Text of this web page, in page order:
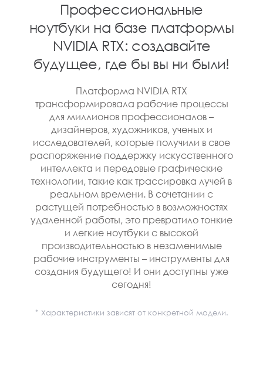
Профессиональные
ноутбуки на базе платформы
NVIDIA RTX: создавайте
будущее, где бы вы ни были!
Платформа NVIDIA RTX
трансформировала рабочие процессы
для миллионов профессионалов –
дизайнеров, художников, ученых и
исследователей, которые получили в свое
распоряжение поддержку искусственного
интеллекта и передовые графические
технологии, такие как трассировка лучей в
реальном времени. В сочетании с
растущей потребностью в возможностях
удаленной работы, это превратило тонкие
и легкие ноутбуки с высокой
производительностью в незаменимые
рабочие инструменты – инструменты для
создания будущего! И они доступны уже
сегодня!
* Характеристики зависят от конкретной модели.